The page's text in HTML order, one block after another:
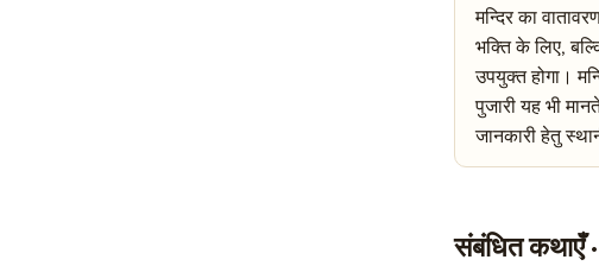
मन्दिर का
भक्ति के लिए,
उपयुक्त होगा।
पुजारी यह भी
जानकारी हेतु
संबंधित कथाएँ